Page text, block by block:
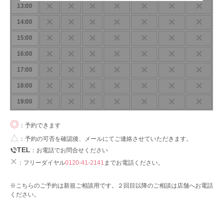
13:00 ✕ ✕ ✕ ✕ ✕ ✕ ✕
14:00 ✕ ✕ ✕ ✕ ✕ ✕ ✕
15:00 ✕ ✕ ✕ ✕ ✕ ✕ ✕
16:00 ✕ ✕ ✕ ✕ ✕ ✕ ✕
17:00 ✕ ✕ ✕ ✕ ✕ ✕ ✕
18:00 ✕ ✕ ✕ ✕ ✕ ✕ ✕
19:00 ✕ ✕ ✕ ✕ ✕ ✕ ✕
◎ ：予約できます
△ ：予約の可否を確認後、メールにてご連絡させていただきます。
TEL ：お電話でお問合せください
✕ ：フリーダイヤル0120-41-2141 までお電話ください。
※こちらのご予約は新規ご相談用です。２回目以降のご相談は店舗へお電話
ください。